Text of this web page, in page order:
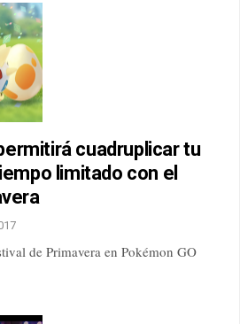
cuadruplicar tu
limitado con el
de Primavera en Pokémon GO